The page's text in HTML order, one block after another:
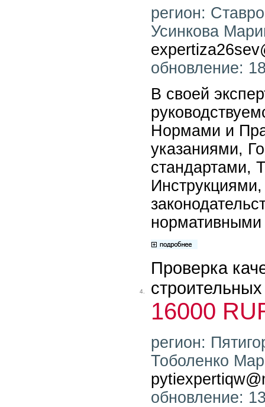
регион:
Усинкова
обновление:
В своей
Нормами и
указаниями,
стандартами,
4.
Проверка
16000
регион:
Тоболенко
обновление: